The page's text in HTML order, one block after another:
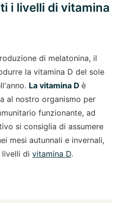
i livelli di vitamina
di melatonina, il
la vitamina D del sole
La vitamina D è
al nostro organismo per
funzionante, ad
si consiglia di assumere
mesi autunnali e invernali,
livelli di vitamina D.